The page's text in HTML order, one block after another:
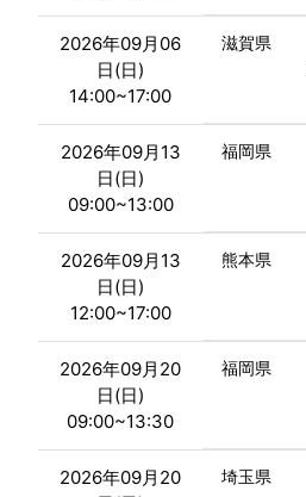
2026年09月06
日(日)
14:00~17:00
滋賀県
2026年09月13
日(日)
09:00~13:00
福岡県
2026年09月13
日(日)
12:00~17:00
熊本県
2026年09月20
日(日)
09:00~13:30
福岡県
2026年09月20
埼玉県